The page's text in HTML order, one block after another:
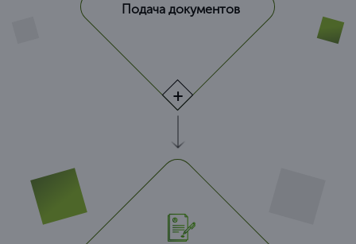
Подача документов